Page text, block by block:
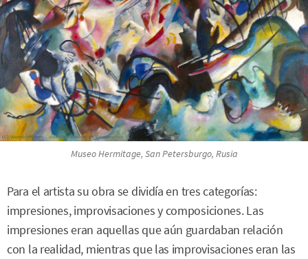
Museo Hermitage, San Petersburgo, Rusia
Para el artista su obra se dividía en tres categorías:
impresiones, improvisaciones y composiciones. Las
impresiones eran aquellas que aún guardaban relación
con la realidad, mientras que las improvisaciones eran las